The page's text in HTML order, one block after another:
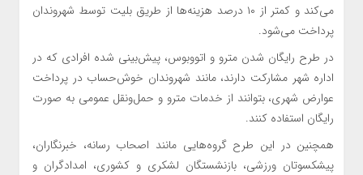
می‌کند و کمتر از ۱۰ درصد هزینه‌ها از طریق بلیت توسط شهروندان
پرداخت می‌شود.
در طرح رایگان شدن مترو و اتووبوس، پیش‌بینی شده افرادی که در
اداره شهر مشارکت دارند، مانند شهروندان خوش‌حساب در پرداخت
عوارض شهری، بتوانند از خدمات مترو و حمل‌ونقل عمومی به صورت
رایگان استفاده کنند.
همچنین در این طرح گروه‌هایی مانند اصحاب رسانه، خبرنگاران،
پیشکسوتان ورزشی، بازنشستگان لشکری و کشوری، امدادگران و